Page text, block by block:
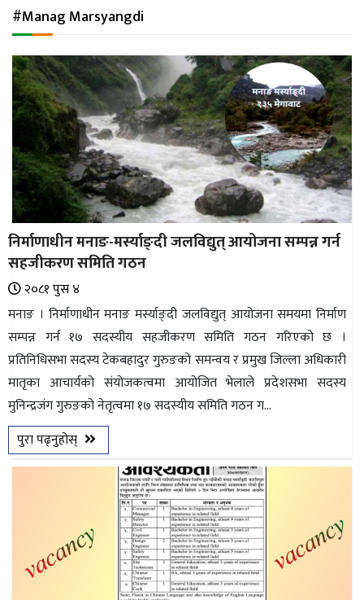
जलवायु
ऊर्जा
दक्षता
उहिलेकाे
खबर
हरित
हाइड्रोजन
इभी
सम्पादकीय
बैंक
पर्यटन
भिडियो
छापा
खोज
विशेष
#Manag Marsyangdi
निर्माणाधीन मनाङ-मर्स्याङ्दी जलविद्युत् आयोजना सम्पन्न गर्न
सहजीकरण समिति गठन
२०८१ पुस ४
मनाङ । निर्माणाधीन मनाङ मर्स्याङ्दी जलविद्युत् आयोजना समयमा निर्माण
सम्पन्न गर्न १७ सदस्यीय सहजीकरण समिति गठन गरिएको छ ।
प्रतिनिधिसभा सदस्य टेकबहादुर गुरुङको समन्वय र प्रमुख जिल्ला अधिकारी
मातृका आचार्यको संयोजकत्वमा आयोजित भेलाले प्रदेशसभा सदस्य
मुनिन्द्रजंग गुरुङको नेतृत्वमा १७ सदस्यीय समिति गठन ग...
पुरा पढ्नुहोस्